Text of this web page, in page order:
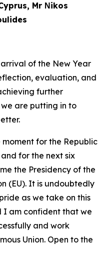
Mr Νikos
of the New Year
evaluation, and
further
are putting in to
for the Republic
for the next six
the Presidency of the
(EU). It is undoubtedly
as we take on this
I am confident that we
and work
Union. Open to the